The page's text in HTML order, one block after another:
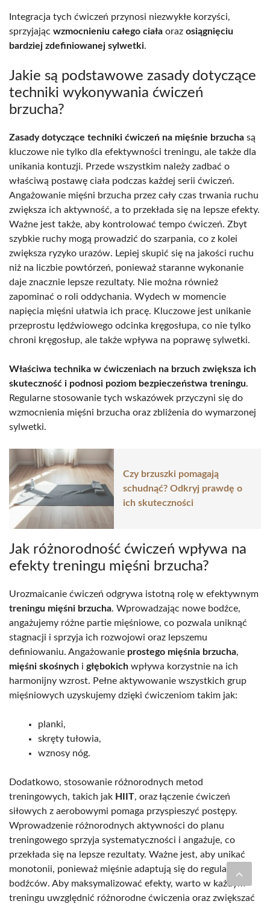
Integracja tych ćwiczeń przynosi niezwykłe korzyści,
sprzyjając wzmocnieniu całego ciała oraz osiągnięciu
bardziej zdefiniowanej sylwetki.
Jakie są podstawowe zasady dotyczące
techniki wykonywania ćwiczeń
brzucha?
Zasady dotyczące techniki ćwiczeń na mięśnie brzucha są
kluczowe nie tylko dla efektywności treningu, ale także dla
unikania kontuzji. Przede wszystkim należy zadbać o
właściwą postawę ciała podczas każdej serii ćwiczeń.
Angażowanie mięśni brzucha przez cały czas trwania ruchu
zwiększa ich aktywność, a to przekłada się na lepsze efekty.
Ważne jest także, aby kontrolować tempo ćwiczeń. Zbyt
szybkie ruchy mogą prowadzić do szarpania, co z kolei
zwiększa ryzyko urazów. Lepiej skupić się na jakości ruchu
niż na liczbie powtórzeń, ponieważ staranne wykonanie
daje znacznie lepsze rezultaty. Nie można również
zapominać o roli oddychania. Wydech w momencie
napięcia mięśni ułatwia ich pracę. Kluczowe jest unikanie
przeprostu lędźwiowego odcinka kręgosłupa, co nie tylko
chroni kręgosłup, ale także wpływa na poprawę sylwetki.
Właściwa technika w ćwiczeniach na brzuch zwiększa ich
skuteczność i podnosi poziom bezpieczeństwa treningu.
Regularne stosowanie tych wskazówek przyczyni się do
wzmocnienia mięśni brzucha oraz zbliżenia do wymarzonej
sylwetki.
Czy brzuszki pomagają
schudnąć? Odkryj prawdę o
ich skuteczności
Jak różnorodność ćwiczeń wpływa na
efekty treningu mięśni brzucha?
Urozmaicanie ćwiczeń odgrywa istotną rolę w efektywnym
treningu mięśni brzucha. Wprowadzając nowe bodźce,
angażujemy różne partie mięśniowe, co pozwala uniknąć
stagnacji i sprzyja ich rozwojowi oraz lepszemu
definiowaniu. Angażowanie prostego mięśnia brzucha,
mięśni skośnych i głębokich wpływa korzystnie na ich
harmonijny wzrost. Pełne aktywowanie wszystkich grup
mięśniowych uzyskujemy dzięki ćwiczeniom takim jak:
planki,
skręty tułowia,
wznosy nóg.
Dodatkowo, stosowanie różnorodnych metod
treningowych, takich jak HIIT, oraz łączenie ćwiczeń
siłowych z aerobowymi pomaga przyspieszyć postępy.
Wprowadzenie różnorodnych aktywności do planu
treningowego sprzyja systematyczności i angażuje, co
przekłada się na lepsze rezultaty. Ważne jest, aby unikać
monotonii, ponieważ mięśnie adaptują się do regularnych
bodźców. Aby maksymalizować efekty, warto w każdym
treningu uwzględnić różnorodne ćwiczenia oraz zwiększać